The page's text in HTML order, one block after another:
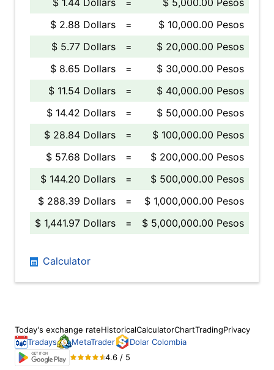
$ 1.44 Dollars
=
$ 5,000.00 Pesos
$ 2.88 Dollars
=
$ 10,000.00 Pesos
$ 5.77 Dollars
=
$ 20,000.00 Pesos
$ 8.65 Dollars
=
$ 30,000.00 Pesos
$ 11.54 Dollars
=
$ 40,000.00 Pesos
$ 14.42 Dollars
=
$ 50,000.00 Pesos
$ 28.84 Dollars
=
$ 100,000.00 Pesos
$ 57.68 Dollars
=
$ 200,000.00 Pesos
$ 144.20 Dollars
=
$ 500,000.00 Pesos
$ 288.39 Dollars
=
$ 1,000,000.00 Pesos
$ 1,441.97 Dollars
= $ 5,000,000.00 Pesos
Calculator
Today's exchange rateHistoricalCalculatorChartTradingPrivacy
Tradays
MetaTrader
Dolar Colombia
4.6 / 5